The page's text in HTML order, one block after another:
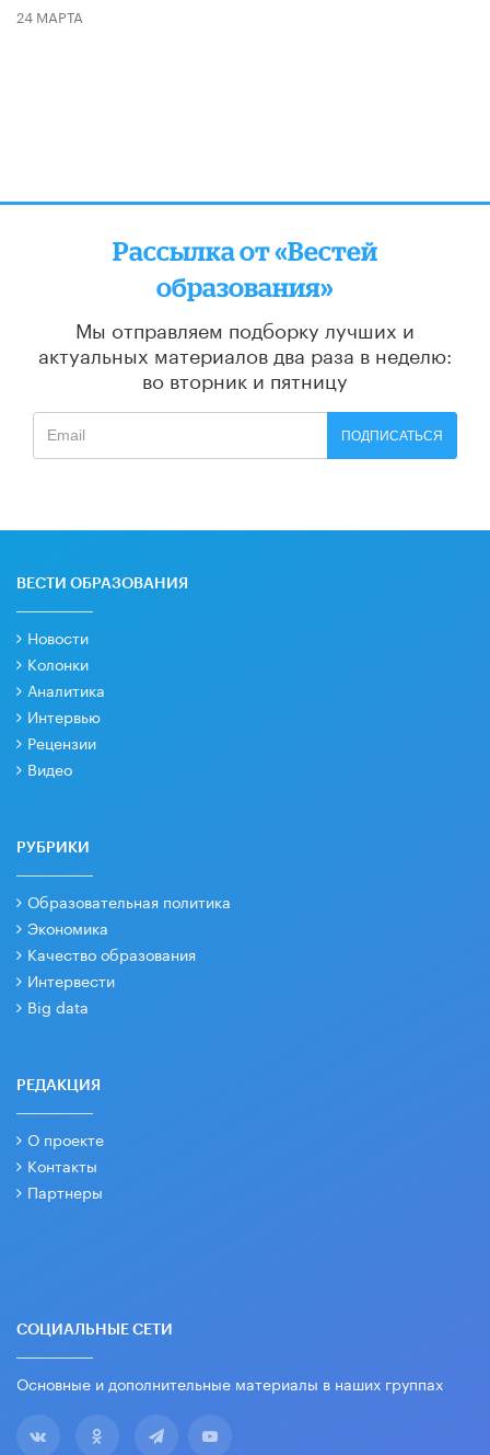
24 МАРТА
Рассылка от «Вестей
образования»
Мы отправляем подборку лучших и
актуальных материалов два раза в неделю:
во вторник и пятницу
ПОДПИСАТЬСЯ
ВЕСТИ ОБРАЗОВАНИЯ
Новости
Колонки
Аналитика
Интервью
Рецензии
Видео
РУБРИКИ
Образовательная политика
Экономика
Качество образования
Интервести
Big data
РЕДАКЦИЯ
О проекте
Контакты
Партнеры
СОЦИАЛЬНЫЕ СЕТИ
Основные и дополнительные материалы в наших группах